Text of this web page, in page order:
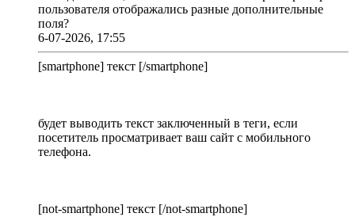
пользователя отображались разные дополнительные
поля?
6-07-2026, 17:55
[smartphone] текст [/smartphone]
будет выводить текст заключенный в теги, если
посетитель просматривает ваш сайт с мобильного
телефона.
[not-smartphone] текст [/not-smartphone]